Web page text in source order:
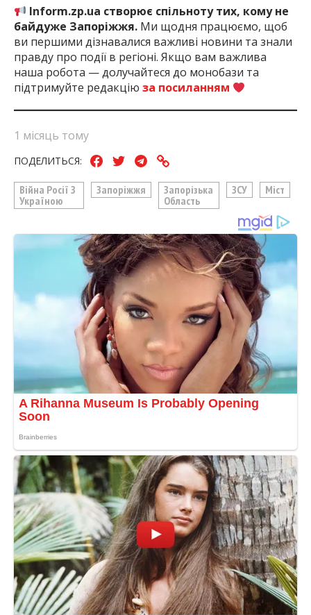
Inform.zp.ua створює спільноту тих, кому не
байдуже Запоріжжя. Ми щодня працюємо, щоб
ви першими дізнавалися важливі новини та знали
правду про події в регіоні. Якщо вам важлива
наша робота — долучайтеся до монобази та
підтримуйте редакцію за посиланням
1 місяць тому
ПОДЕЛИТЬСЯ:
Війна Росії З
Україною
Запоріжжя
Запорізька
Область
ЗСУ Міст